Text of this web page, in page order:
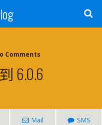
Comments
6.0.6
Mail SMS